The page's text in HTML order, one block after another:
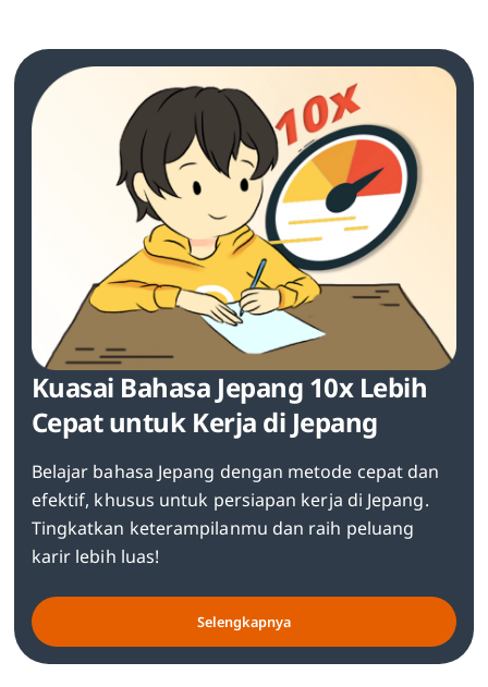
Kuasai Bahasa Jepang 10x Lebih
Cepat untuk Kerja di Jepang
Belajar bahasa Jepang dengan metode cepat dan
efektif, khusus untuk persiapan kerja di Jepang.
Tingkatkan keterampilanmu dan raih peluang
karir lebih luas!
Selengkapnya